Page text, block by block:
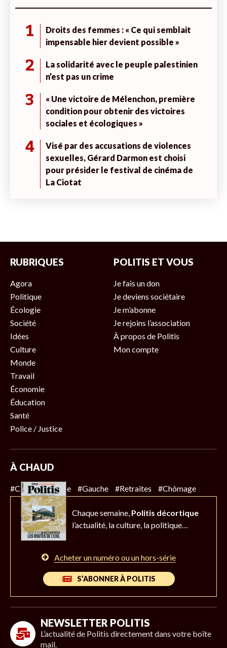
1
Droits des femmes : « Ce qui semblait
impensable hier devient possible »
2
La solidarité avec le peuple palestinien
n’est pas un crime
3
« Une victoire de Mélenchon, première
condition pour obtenir des victoires
sociales et écologiques »
4
Visé par des accusations de violences
sexuelles, Gérard Darmon est choisi
pour présider le festival de cinéma de
La Ciotat
RUBRIQUES
Agora
Politique
Écologie
Société
Idées
Culture
Monde
Travail
Économie
Éducation
Santé
Police / Justice
POLITIS ET VOUS
Je fais un don
Je deviens sociétaire
Je m’abonne
Je rejoins l’association
À propos de Politis
Mon compte
À CHAUD
#Climat #Police #Gauche #Retraites #Chômage
Chaque semaine, Politis décortique
l’actualité, la culture, la politique…
Acheter un numéro ou un hors-série
S’ABONNER À POLITIS
NEWSLETTER POLITIS
L’actualité de Politis directement dans votre boîte
mail.